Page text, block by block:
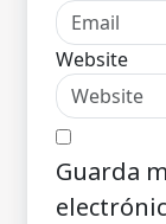
Website
Guarda